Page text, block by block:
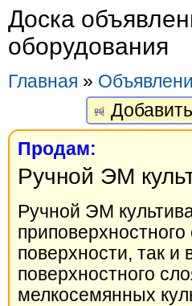
Доска
оборудования
Главная »
Продам:
Ручной ЭМ
Ручной ЭМ
поверхности, так
поверхностного
мелкосемянных